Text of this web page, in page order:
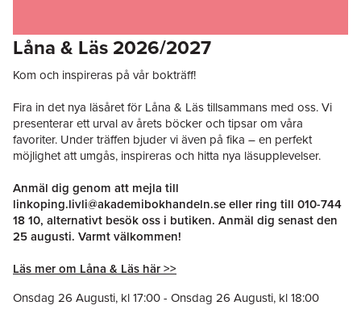
Låna & Läs 2026/2027
Kom och inspireras på vår bokträff!
Fira in det nya läsåret för Låna & Läs tillsammans med oss. Vi
presenterar ett urval av årets böcker och tipsar om våra
favoriter. Under träffen bjuder vi även på fika – en perfekt
möjlighet att umgås, inspireras och hitta nya läsupplevelser.
Anmäl dig genom att mejla till
linkoping.livli@akademibokhandeln.seeller ring till 010-744
18 10, alternativt besök oss i butiken. Anmäl dig senast den
25 augusti. Varmt välkommen!
Läs mer om Låna & Läs här >>
Onsdag 26 Augusti, kl17:00- Onsdag 26 Augusti, kl18:00